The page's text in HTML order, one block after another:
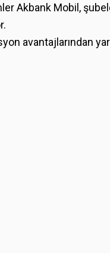
Akbank Mobil,
avantajlarından